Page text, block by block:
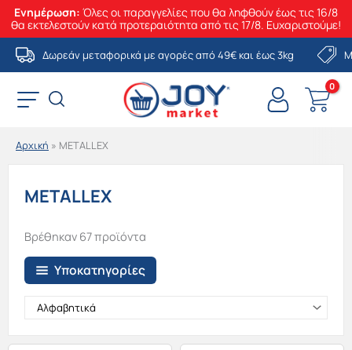
Ενημέρωση: Όλες οι παραγγελίες που θα ληφθούν έως τις 16/8
θα εκτελεστούν κατά προτεραιότητα από τις 17/8. Ευχαριστούμε!
Μετάβαση
στο
περιεχόμενο
Δωρεάν μεταφορικά με αγορές από 49€ και έως 3kg
Αρχική » METALLEX
METALLEX
Υποκατηγορίες
Βρέθηκαν 67 προϊόντα